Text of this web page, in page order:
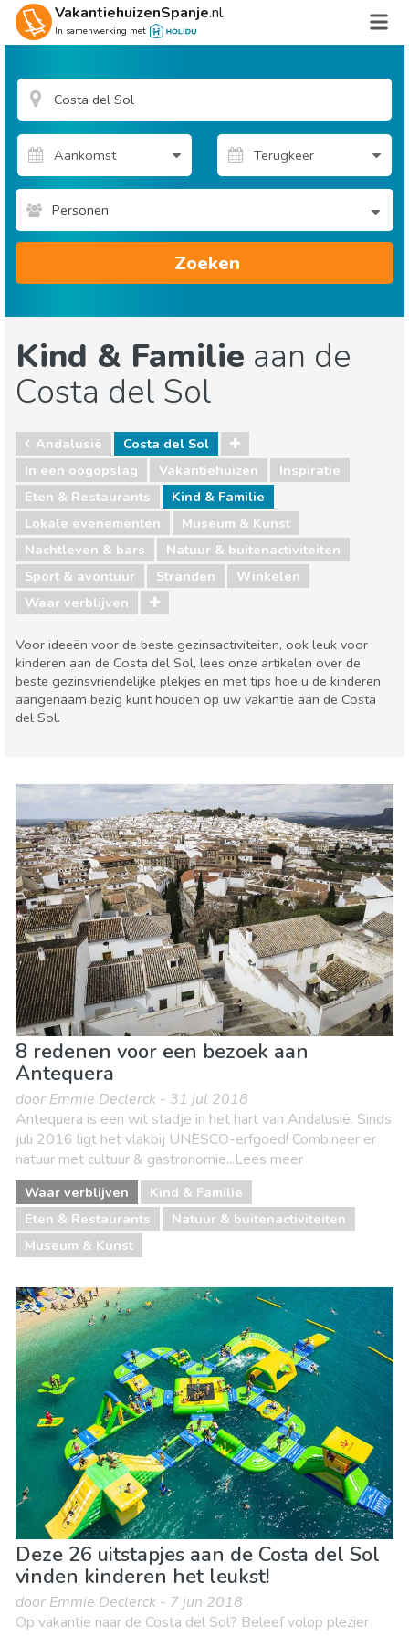
VakantiehuizenSpanje.nl
In samenwerking met
Personen
Zoeken
Kind & Familie aan de
Costa del Sol
Andalusië
Costa del Sol
In een oogopslag
Vakantiehuizen
Inspiratie
Eten & Restaurants
Kind & Familie
Lokale evenementen
Museum & Kunst
Nachtleven & bars
Natuur & buitenactiviteiten
Sport & avontuur
Stranden
Winkelen
Waar verblijven
Voor ideeën voor de beste gezinsactiviteiten, ook leuk voor
kinderen aan de Costa del Sol, lees onze artikelen over de
beste gezinsvriendelijke plekjes en met tips hoe u de kinderen
aangenaam bezig kunt houden op uw vakantie aan de Costa
del Sol.
Eten & Restaurants
Kind & Familie
Lokale evenementen
Museum & Kunst
Nachtleven & bars
Natuur & buitenactiviteiten
Sport & avontuur
Stranden
Winkelen
Waar verblijven
8 redenen voor een bezoek aan
Antequera
door Emmie Declerck - 31 jul 2018
Antequera is een wit stadje in het hart van Andalusië. Sinds
juli 2016 ligt het vlakbij UNESCO-erfgoed! Combineer er
natuur met cultuur & gastronomie...Lees meer
Waar verblijven
Kind & Familie
Eten & Restaurants
Natuur & buitenactiviteiten
Museum & Kunst
Deze 26 uitstapjes aan de Costa del Sol
vinden kinderen het leukst!
door Emmie Declerck - 7 jun 2018
Op vakantie naar de Costa del Sol? Beleef volop plezier